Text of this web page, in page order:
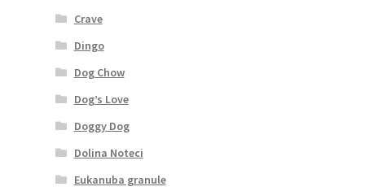
Crave
Dingo
Dog Chow
Dog’s Love
Doggy Dog
Dolina Noteci
Eukanuba granule